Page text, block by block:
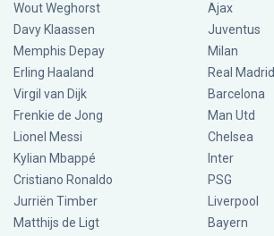
Wout Weghorst
Davy Klaassen
Memphis Depay
Erling Haaland
Virgil van Dijk
Frenkie de Jong
Lionel Messi
Kylian Mbappé
Cristiano Ronaldo
Jurriën Timber
Matthijs de Ligt
Ajax
Juventus
Milan
Real Madrid
Barcelona
Man Utd
Chelsea
Inter
PSG
Liverpool
Bayern